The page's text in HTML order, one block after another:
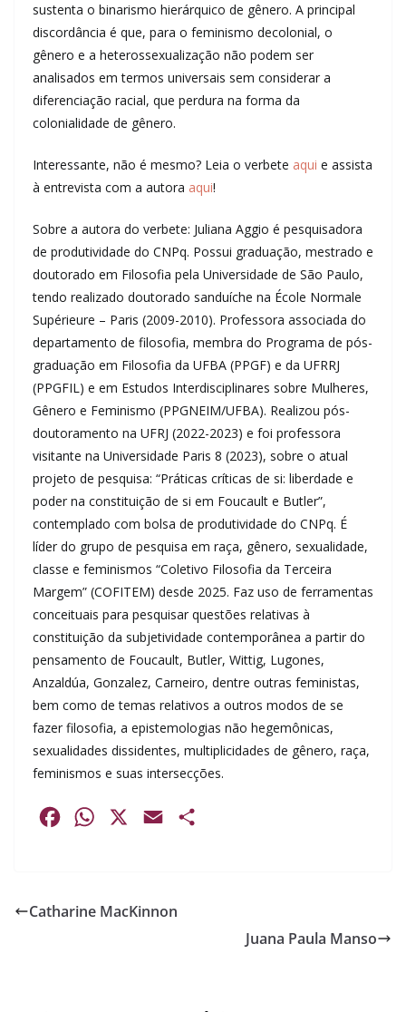
sustenta o binarismo hierárquico de gênero. A principal
discordância é que, para o feminismo decolonial, o
gênero e a heterossexualização não podem ser
analisados em termos universais sem considerar a
diferenciação racial, que perdura na forma da
colonialidade de gênero.
Interessante, não é mesmo? Leia o verbete aqui e assista
à entrevista com a autora aqui!
Sobre a autora do verbete: Juliana Aggio é pesquisadora
de produtividade do CNPq. Possui graduação, mestrado e
doutorado em Filosofia pela Universidade de São Paulo,
tendo realizado doutorado sanduíche na École Normale
Supérieure – Paris (2009-2010). Professora associada do
departamento de filosofia, membra do Programa de pós-
graduação em Filosofia da UFBA (PPGF) e da UFRRJ
(PPGFIL) e em Estudos Interdisciplinares sobre Mulheres,
Gênero e Feminismo (PPGNEIM/UFBA). Realizou pós-
doutoramento na UFRJ (2022-2023) e foi professora
visitante na Universidade Paris 8 (2023), sobre o atual
projeto de pesquisa: “Práticas críticas de si: liberdade e
poder na constituição de si em Foucault e Butler”,
contemplado com bolsa de produtividade do CNPq. É
líder do grupo de pesquisa em raça, gênero, sexualidade,
classe e feminismos “Coletivo Filosofia da Terceira
Margem” (COFITEM) desde 2025. Faz uso de ferramentas
conceituais para pesquisar questões relativas à
constituição da subjetividade contemporânea a partir do
pensamento de Foucault, Butler, Wittig, Lugones,
Anzaldúa, Gonzalez, Carneiro, dentre outras feministas,
bem como de temas relativos a outros modos de se
fazer filosofia, a epistemologias não hegemônicas,
sexualidades dissidentes, multiplicidades de gênero, raça,
feminismos e suas intersecções.
W
Catharine MacKinnon
Juana Paula Manso